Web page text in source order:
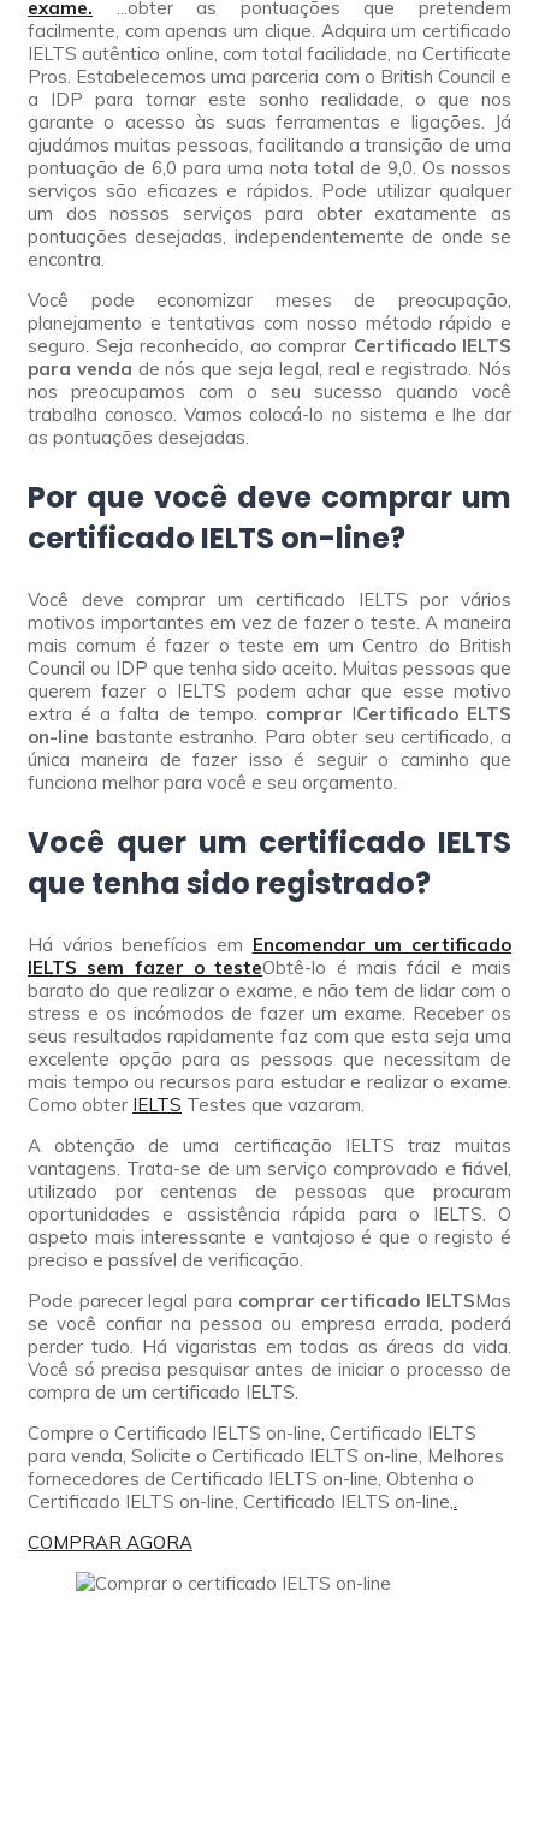
exame. ...obter as pontuações que pretendem
facilmente, com apenas um clique. Adquira um certificado
IELTS autêntico online, com total facilidade, na Certificate
Pros. Estabelecemos uma parceria com o British Council e
a IDP para tornar este sonho realidade, o que nos
garante o acesso às suas ferramentas e ligações. Já
ajudámos muitas pessoas, facilitando a transição de uma
pontuação de 6,0 para uma nota total de 9,0. Os nossos
serviços são eficazes e rápidos. Pode utilizar qualquer
um dos nossos serviços para obter exatamente as
pontuações desejadas, independentemente de onde se
encontra.
Você pode economizar meses de preocupação,
planejamento e tentativas com nosso método rápido e
seguro. Seja reconhecido, ao comprar Certificado IELTS
para venda de nós que seja legal, real e registrado. Nós
nos preocupamos com o seu sucesso quando você
trabalha conosco. Vamos colocá-lo no sistema e lhe dar
as pontuações desejadas.
Por que você deve comprar um
certificado IELTS on-line?
Você deve comprar um certificado IELTS por vários
motivos importantes em vez de fazer o teste. A maneira
mais comum é fazer o teste em um Centro do British
Council ou IDP que tenha sido aceito. Muitas pessoas que
querem fazer o IELTS podem achar que esse motivo
extra é a falta de tempo. comprar ICertificado ELTS
on-line bastante estranho. Para obter seu certificado, a
única maneira de fazer isso é seguir o caminho que
funciona melhor para você e seu orçamento.
Você quer um certificado IELTS
que tenha sido registrado?
Há vários benefícios em Encomendar um certificado
IELTS sem fazer o testeObtê-lo é mais fácil e mais
barato do que realizar o exame, e não tem de lidar com o
stress e os incómodos de fazer um exame. Receber os
seus resultados rapidamente faz com que esta seja uma
excelente opção para as pessoas que necessitam de
mais tempo ou recursos para estudar e realizar o exame.
Como obter IELTS Testes que vazaram.
A obtenção de uma certificação IELTS traz muitas
vantagens. Trata-se de um serviço comprovado e fiável,
utilizado por centenas de pessoas que procuram
oportunidades e assistência rápida para o IELTS. O
aspeto mais interessante e vantajoso é que o registo é
preciso e passível de verificação.
Pode parecer legal para comprar certificado IELTSMas
se você confiar na pessoa ou empresa errada, poderá
perder tudo. Há vigaristas em todas as áreas da vida.
Você só precisa pesquisar antes de iniciar o processo de
compra de um certificado IELTS.
Compre o Certificado IELTS on-line, Certificado IELTS
para venda, Solicite o Certificado IELTS on-line, Melhores
fornecedores de Certificado IELTS on-line, Obtenha o
Certificado IELTS on-line, Certificado IELTS on-line,.
COMPRAR AGORA